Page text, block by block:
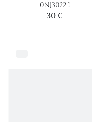
0NJ3022 1
30 €